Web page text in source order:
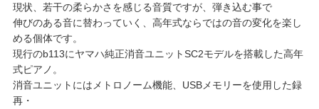
現状、若干の柔らかさを感じる音質ですが、弾き込む事で
伸びのある音に替わっていく、高年式ならではの音の変化を楽し
める個体です。
現行のb113にヤマハ純正消音ユニットSC2モデルを搭載した高年
式ピアノ。
消音ユニットにはメトロノーム機能、USBメモリーを使用した録
再・